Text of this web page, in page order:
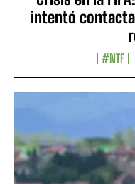
intentó
#NTF